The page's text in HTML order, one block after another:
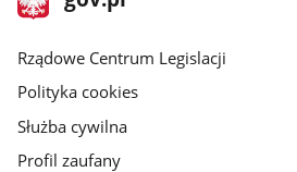
gov.pl
Rządowe Centrum Legislacji
Polityka cookies
Służba cywilna
Profil zaufany